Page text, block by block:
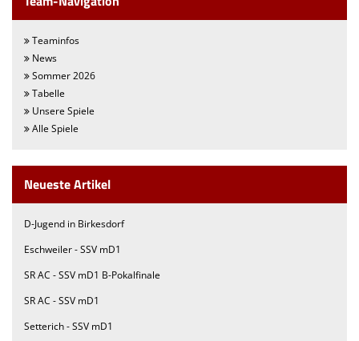
Teaminfos
News
Sommer 2026
Tabelle
Unsere Spiele
Alle Spiele
Neueste Artikel
D-Jugend in Birkesdorf
Eschweiler - SSV mD1
SR AC - SSV mD1 B-Pokalfinale
SR AC - SSV mD1
Setterich - SSV mD1